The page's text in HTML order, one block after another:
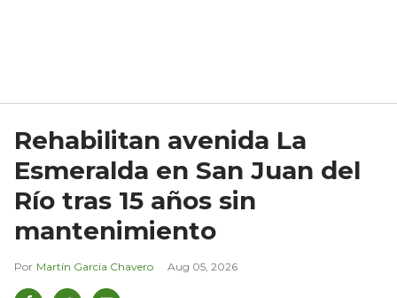
Rehabilitan avenida La
Esmeralda en San Juan del
Río tras 15 años sin
mantenimiento
Martín García Chavero Aug 05, 2026